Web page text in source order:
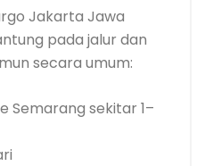
Jakarta Jawa
pada jalur dan
secara umum:
Semarang sekitar 1–